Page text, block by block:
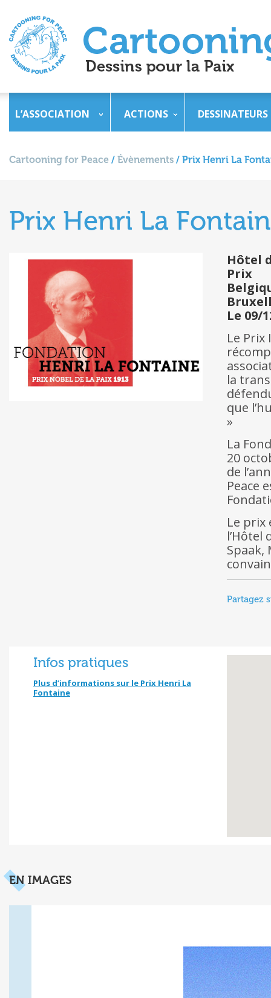
L’ASSOCIATION ACTIONS DESSINATEURS
Cartooning for Peace / Évènements / Prix Henri La
Prix Henri La
Hôtel
Prix
Le 09/
Le
la
que
»
La
20
de
Peace
Le prix
l’Hôtel
Spaak,
Partagez
Infos pratiques
Plus d’informations sur le Prix Henri La
Fontaine
EN IMAGES